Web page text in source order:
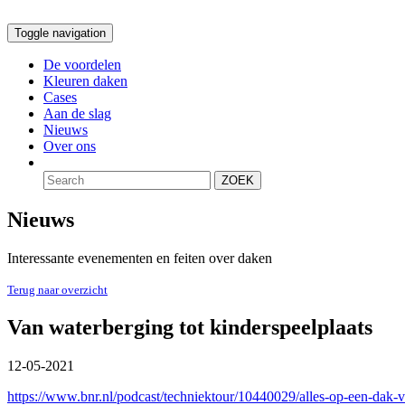
Toggle navigation
De voordelen
Kleuren daken
Cases
Aan de slag
Nieuws
Over ons
ZOEK
Nieuws
Interessante evenementen en feiten over daken
Terug naar overzicht
Van waterberging tot kinderspeelplaats
12-05-2021
https://www.bnr.nl/podcast/techniektour/10440029/alles-op-een-dak-